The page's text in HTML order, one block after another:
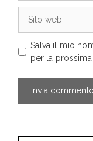
web
Salva il mio
per la